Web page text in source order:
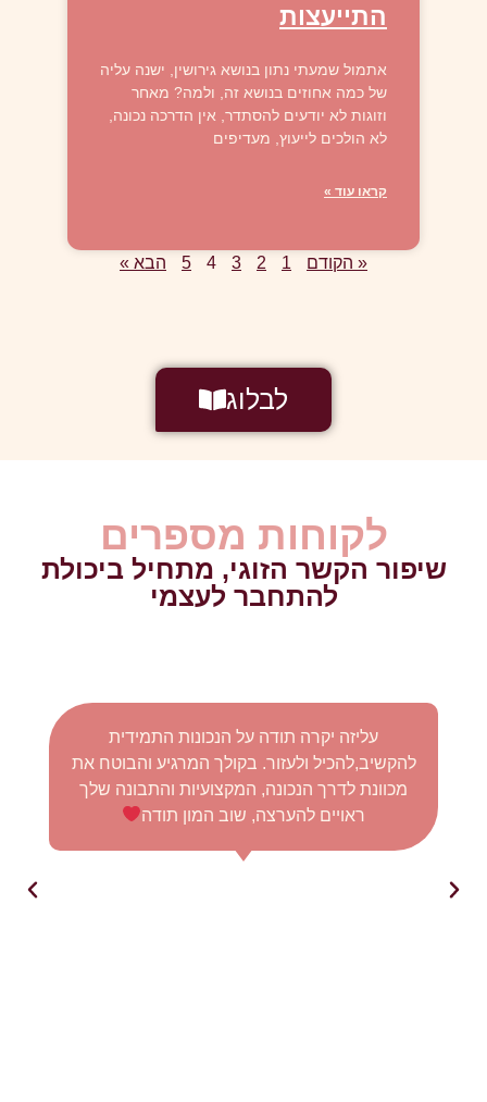
התייעצות
אתמול שמעתי נתון בנושא גירושין, ישנה עליה
של כמה אחוזים בנושא זה, ולמה? מאחר
וזוגות לא יודעים להסתדר, אין הדרכה נכונה,
לא הולכים לייעוץ, מעדיפים
קראו עוד »
« הקודם 1
2
3
4
5 הבא »
לבלוג
לקוחות מספרים​
שיפור הקשר הזוגי, מתחיל ביכולת
להתחבר לעצמי
עליזה יקרה תודה על הנכונות התמידית
להקשיב,להכיל ולעזור. בקולך המרגיע והבוטח את
מכוונת לדרך הנכונה, המקצועיות והתבונה שלך
ראויים להערצה, שוב המון תודה